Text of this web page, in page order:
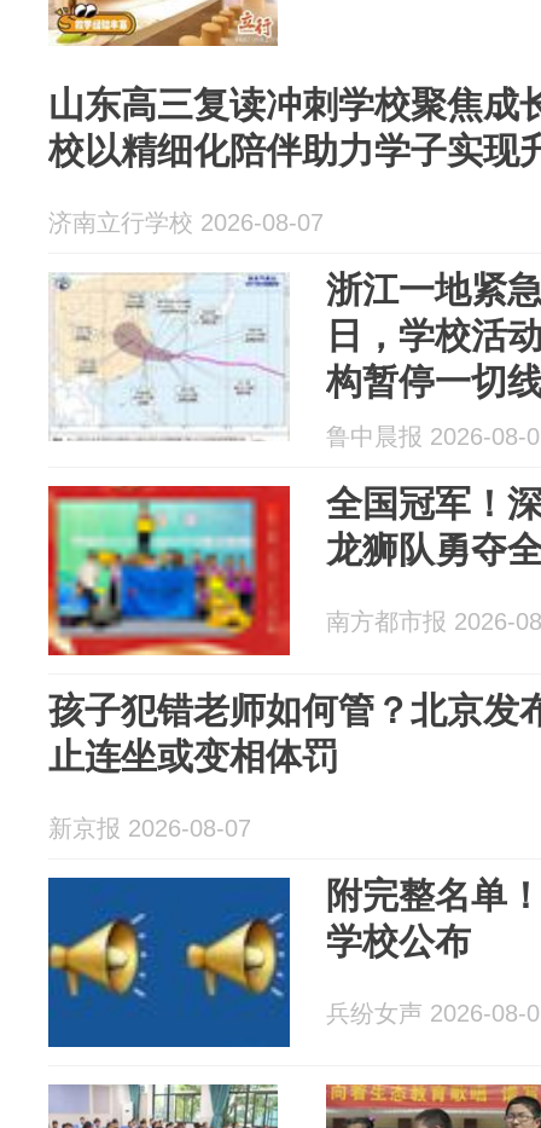
山东高三复读冲刺学校聚焦成
校以精细化陪伴助力学子实现
济南立行学校 2026-08-07
浙江一地紧
日，学校活
构暂停一切
特大暴雨
鲁中晨报 2026-08-
全国冠军！
龙狮队勇夺
南方都市报 2026-
孩子犯错老师如何管？北京发
止连坐或变相体罚
新京报 2026-08-07
附完整名单
学校公布
兵纷女声 2026-08-